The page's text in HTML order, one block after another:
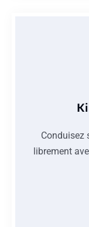
Conduisez
librement